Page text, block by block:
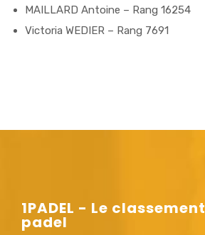
MAILLARD Antoine – Rang 16254
Victoria WEDIER – Rang 7691
1PADEL - Le classement
padel